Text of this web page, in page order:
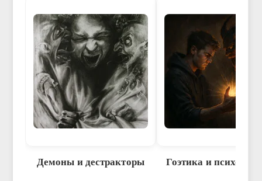
Демоны и дестракторы Гоэтика и